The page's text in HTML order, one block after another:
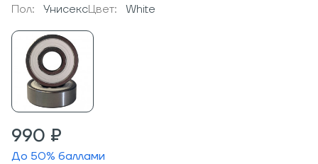
Пол:
УнисексЦвет: White
990 ₽
До 50% баллами